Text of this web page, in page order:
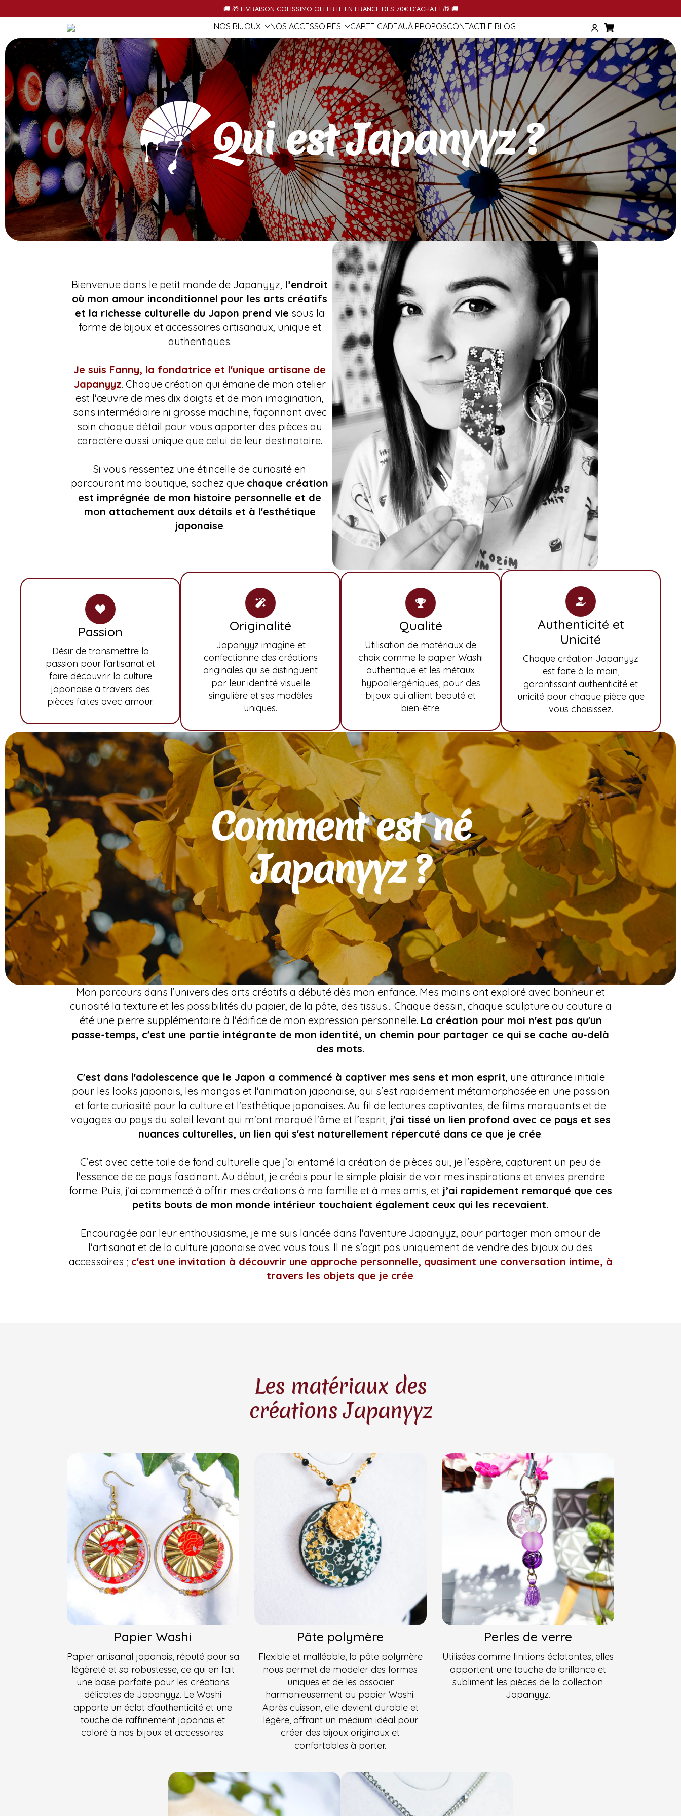
🚚 🎁 LIVRAISON COLISSIMO OFFERTE EN FRANCE DÈS 70€ D'ACHAT ! 🎁 🚚
NOS BIJOUX NOS ACCESSOIRES CARTE CADEAUÀ PROPOSCONTACTLE BLOG
NOS BIJOUX NOS ACCESSOIRES OBJETS JAPONAISCONTACT
Qui est Japanyyz ?
Bienvenue dans le petit monde de Japanyyz, l’endroit
où mon amour inconditionnel pour les arts créatifs
et la richesse culturelle du Japon prend vie sous la
forme de bijoux et accessoires artisanaux, unique et
authentiques.
Je suis Fanny, la fondatrice et l'unique artisane de
Japanyyz. Chaque création qui émane de mon atelier
est l'œuvre de mes dix doigts et de mon imagination,
sans intermédiaire ni grosse machine, façonnant avec
soin chaque détail pour vous apporter des pièces au
caractère aussi unique que celui de leur destinataire.
Si vous ressentez une étincelle de curiosité en
parcourant ma boutique, sachez que chaque création
est imprégnée de mon histoire personnelle et de
mon attachement aux détails et à l'esthétique
japonaise.
Passion
Désir de transmettre la
passion pour l'artisanat et
faire découvrir la culture
japonaise à travers des
pièces faites avec amour.
Originalité
Japanyyz imagine et
confectionne des créations
originales qui se distinguent
par leur identité visuelle
singulière et ses modèles
uniques.
Qualité
Utilisation de matériaux de
choix comme le papier Washi
authentique et les métaux
hypoallergéniques, pour des
bijoux qui allient beauté et
bien-être.
Authenticité et
Unicité
Chaque création Japanyyz
est faite à la main,
garantissant authenticité et
unicité pour chaque pièce que
vous choisissez.
Comment est né
Japanyyz ?
Mon parcours dans l’univers des arts créatifs a débuté dès mon enfance. Mes mains ont exploré avec bonheur et
curiosité la texture et les possibilités du papier, de la pâte, des tissus... Chaque dessin, chaque sculpture ou couture a
été une pierre supplémentaire à l'édifice de mon expression personnelle. La création pour moi n'est pas qu'un
passe-temps, c'est une partie intégrante de mon identité, un chemin pour partager ce qui se cache au-delà
des mots.
C'est dans l'adolescence que le Japon a commencé à captiver mes sens et mon esprit, une attirance initiale
pour les looks japonais, les mangas et l'animation japonaise, qui s'est rapidement métamorphosée en une passion
et forte curiosité pour la culture et l'esthétique japonaises. Au fil de lectures captivantes, de films marquants et de
voyages au pays du soleil levant qui m'ont marqué l'âme et l’esprit, j'ai tissé un lien profond avec ce pays et ses
nuances culturelles, un lien qui s'est naturellement répercuté dans ce que je crée.
C’est avec cette toile de fond culturelle que j’ai entamé la création de pièces qui, je l'espère, capturent un peu de
l'essence de ce pays fascinant. Au début, je créais pour le simple plaisir de voir mes inspirations et envies prendre
forme. Puis, j’ai commencé à offrir mes créations à ma famille et à mes amis, et j’ai rapidement remarqué que ces
petits bouts de mon monde intérieur touchaient également ceux qui les recevaient.
Encouragée par leur enthousiasme, je me suis lancée dans l'aventure Japanyyz, pour partager mon amour de
l'artisanat et de la culture japonaise avec vous tous. Il ne s'agit pas uniquement de vendre des bijoux ou des
accessoires ; c'est une invitation à découvrir une approche personnelle, quasiment une conversation intime, à
travers les objets que je crée.
Les matériaux des
créations Japanyyz
Papier Washi
Papier artisanal japonais, réputé pour sa
légèreté et sa robustesse, ce qui en fait
une base parfaite pour les créations
délicates de Japanyyz. Le Washi
apporte un éclat d'authenticité et une
touche de raffinement japonais et
coloré à nos bijoux et accessoires.
Pâte polymère
Flexible et malléable, la pâte polymère
nous permet de modeler des formes
uniques et de les associer
harmonieusement au papier Washi.
Après cuisson, elle devient durable et
légère, offrant un médium idéal pour
créer des bijoux originaux et
confortables à porter.
Perles de verre
Utilisées comme finitions éclatantes, elles
apportent une touche de brillance et
subliment les pièces de la collection
Japanyyz.